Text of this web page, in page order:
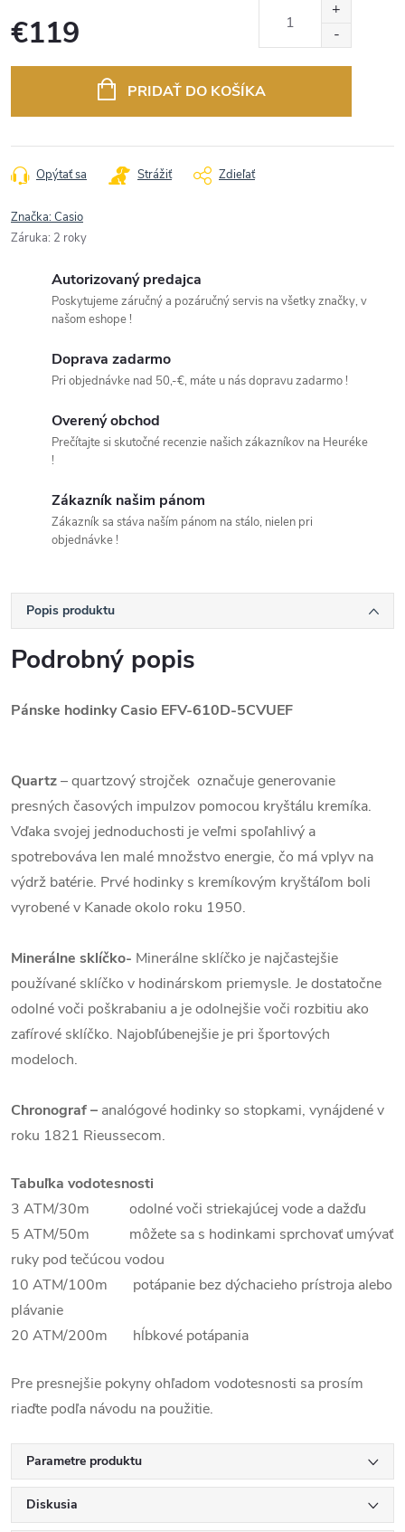
€119
PRIDAŤ DO KOŠÍKA
Opýtať sa Strážiť Zdieľať
Značka:Casio
Záruka: 2 roky
Autorizovaný predajca
Poskytujeme záručný a pozáručný servis na všetky značky, v
našom eshope !
Doprava zadarmo
Pri objednávke nad 50,-€, máte u nás dopravu zadarmo !
Overený obchod
Prečítajte si skutočné recenzie našich zákazníkov na Heuréke
!
Zákazník našim pánom
Zákazník sa stáva naším pánom na stálo, nielen pri
objednávke !
Popis produktu
Podrobný popis
Pánske hodinky Casio EFV-610D-5CVUEF
Quartz– quartzový strojček označuje generovanie
presných časových impulzov pomocou kryštálu kremíka.
Vďaka svojej jednoduchosti je veľmi spoľahlivý a
spotrebováva len malé množstvo energie, čo má vplyv na
výdrž batérie. Prvé hodinky s kremíkovým kryštáľom boli
vyrobené v Kanade okolo roku 1950.
Minerálne sklíčko- Minerálne sklíčko je najčastejšie
používané sklíčko v hodinárskom priemysle. Je dostatočne
odolné voči poškrabaniu a je odolnejšie voči rozbitiu ako
zafírové sklíčko. Najobľúbenejšie je pri športových
modeloch.
Chronograf – analógové hodinky so stopkami, vynájdené v
roku 1821 Rieussecom.
Tabuľka vodotesnosti
3 ATM/30m odolné voči striekajúcej vode a dažďu
5 ATM/50m môžete sa s hodinkami sprchovať umývať
ruky pod tečúcou vodou
10 ATM/100m potápanie bez dýchacieho prístroja alebo
plávanie
20 ATM/200m hĺbkové potápania
Pre presnejšie pokyny ohľadom vodotesnosti sa prosím
riaďte podľa návodu na použitie.
Parametre produktu
Diskusia